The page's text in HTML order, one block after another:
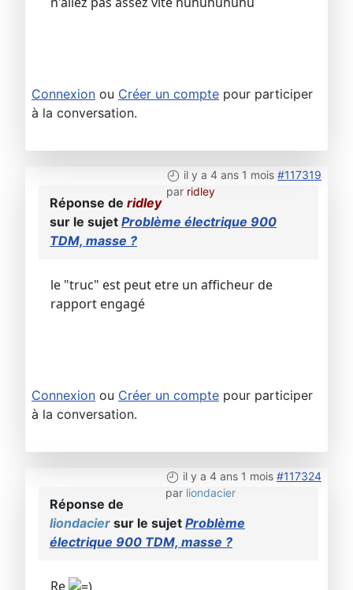
Connexion ou Créer un compte pour participer
à la conversation.
il y a 4 ans 1 mois #117319
par ridley
Réponse de ridley
sur le sujet Problème électrique 900
TDM, masse ?
le "truc" est peut etre un afficheur de
rapport engagé
Connexion ou Créer un compte pour participer
à la conversation.
il y a 4 ans 1 mois #117324
par liondacier
Réponse de
liondacier sur le sujet Problème
électrique 900 TDM, masse ?
Re